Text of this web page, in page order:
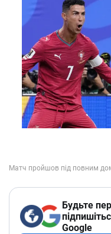
Будьте
Google